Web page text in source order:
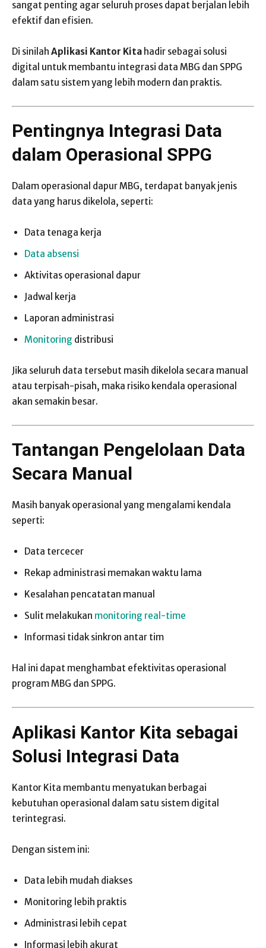
sangat penting agar seluruh proses dapat berjalan lebih
efektif dan efisien.
Di sinilah Aplikasi Kantor Kita hadir sebagai solusi
digital untuk membantu integrasi data MBG dan SPPG
dalam satu sistem yang lebih modern dan praktis.
Pentingnya Integrasi Data
dalam Operasional SPPG
Dalam operasional dapur MBG, terdapat banyak jenis
data yang harus dikelola, seperti:
Data tenaga kerja
Data absensi
Aktivitas operasional dapur
Jadwal kerja
Laporan administrasi
Monitoring distribusi
Jika seluruh data tersebut masih dikelola secara manual
atau terpisah-pisah, maka risiko kendala operasional
akan semakin besar.
Tantangan Pengelolaan Data
Secara Manual
Masih banyak operasional yang mengalami kendala
seperti:
Data tercecer
Rekap administrasi memakan waktu lama
Kesalahan pencatatan manual
Sulit melakukan monitoring real-time
Informasi tidak sinkron antar tim
Hal ini dapat menghambat efektivitas operasional
program MBG dan SPPG.
Aplikasi Kantor Kita sebagai
Solusi Integrasi Data
Kantor Kita membantu menyatukan berbagai
kebutuhan operasional dalam satu sistem digital
terintegrasi.
Dengan sistem ini:
Data lebih mudah diakses
Monitoring lebih praktis
Administrasi lebih cepat
Informasi lebih akurat